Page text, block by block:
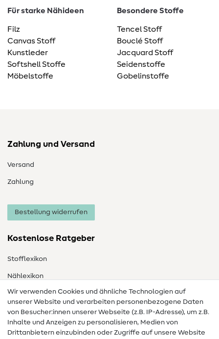
Für starke Nähideen
Filz
Canvas Stoff
Kunstleder
Softshell Stoffe
Möbelstoffe
Besondere Stoffe
Tencel Stoff
Bouclé Stoff
Jacquard Stoff
Seidenstoffe
Gobelinstoffe
Zahlung und Versand
Versand
Zahlung
Bestellung widerrufen
Kostenlose Ratgeber
Stofflexikon
Nählexikon
Nähanleitungen
Hilfe & Kontakt
Kontakt
Wir verwenden Cookies und ähnliche Technologien auf
unserer Website und verarbeiten personenbezogene Daten
von Besucher:innen unserer Webseite (z.B. IP-Adresse), um z.B.
Inhalte und Anzeigen zu personalisieren, Medien von
Drittanbietern einzubinden oder Zugriffe auf unsere Website